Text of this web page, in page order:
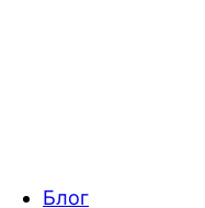
Блог